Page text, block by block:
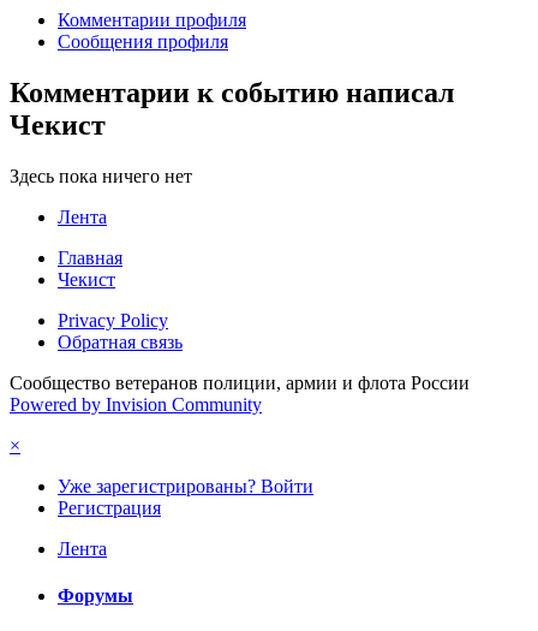
Комментарии профиля
Сообщения профиля
Комментарии к событию написал
Чекист
Здесь пока ничего нет
Лента
Главная
Чекист
Privacy Policy
Обратная связь
Сообщество ветеранов полиции, армии и флота России
Powered by Invision Community
×
Уже зарегистрированы? Войти
Регистрация
Лента
Форумы